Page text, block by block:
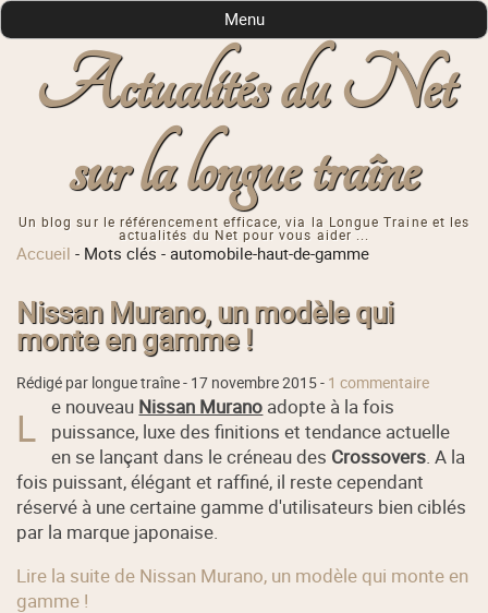
Actualités du Net
sur la longue traîne
Un blog sur le référencement efficace, via la Longue Traine et les
actualités du Net pour vous aider ...
Menu
Accueil - Mots clés -automobile-haut-de-gamme
Nissan Murano, un modèle qui
monte en gamme !
Rédigé par longue traîne - 17 novembre 2015- 1 commentaire
L e nouveau Nissan Murano adopte à la fois
puissance, luxe des finitions et tendance actuelle
en se lançant dans le créneau des Crossovers. A la
fois puissant, élégant et raffiné, il reste cependant
réservé à une certaine gamme d'utilisateurs bien ciblés
par la marque japonaise.
Lire la suite de Nissan Murano, un modèle qui monte en
gamme !